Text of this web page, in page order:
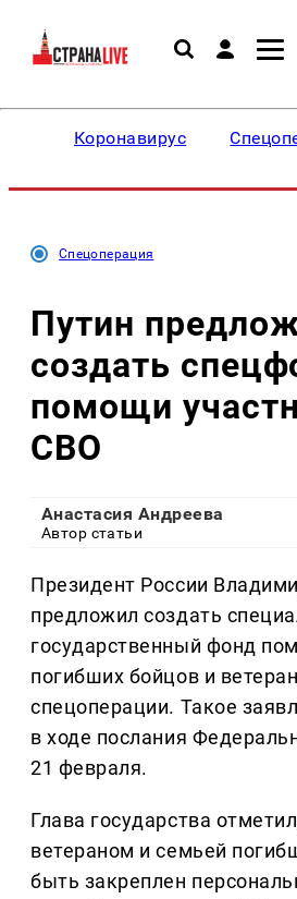
Коронавирус
Спецоперация
Путин
создать
помощи
СВО
Анастасия Андреева
Автор статьи
Президент России
предложил создать
государственный фонд
погибших бойцов и
спецоперации. Такое
в ходе послания
21 февраля.
Глава государства
ветераном и семьей
быть закреплен